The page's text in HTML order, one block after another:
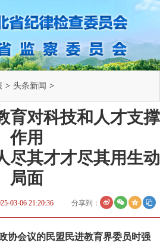
> 头条新闻 >
育对科技和人才支撑
作用
尽其才才尽其用生动
局面
03-06 21:20:36 分享到：
协会议的民盟民进教育界委员时强